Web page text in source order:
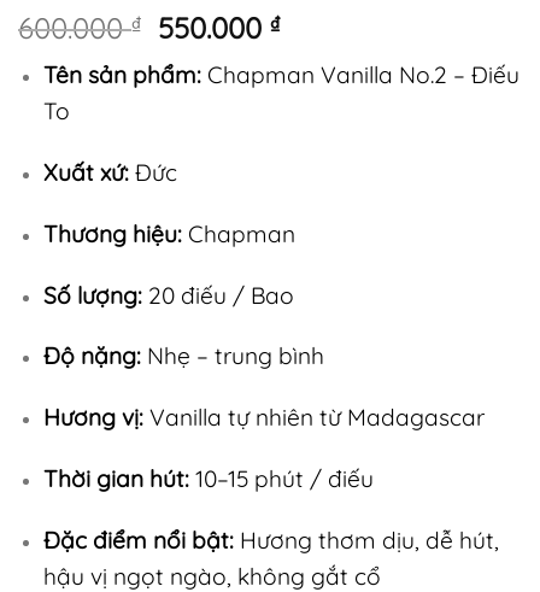
600.000₫
Giá
gốc
là:
550.000₫Giá
tại
Tên sản phẩm:Chapman Vanilla No.2 – Điếu
To
Xuất xứ:Đức
Thương hiệu:Chapman
Số lượng:20 điếu / Bao
Độ nặng:Nhẹ – trung bình
Hương vị:Vanilla tự nhiên từ Madagascar
Thời gian hút:10–15 phút / điếu
Đặc điểm nổi bật:Hương thơm dịu, dễ hút,
hậu vị ngọt ngào, không gắt cổ